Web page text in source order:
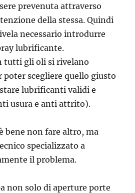
prevenuta attraverso
della stessa. Quindi
necessario introdurre
lubrificante.
tutti gli oli si rivelano
poter scegliere quello giusto
lubrificanti validi e
usura e anti attrito).
bene non fare altro, ma
specializzato a
il problema.
non solo di aperture porte